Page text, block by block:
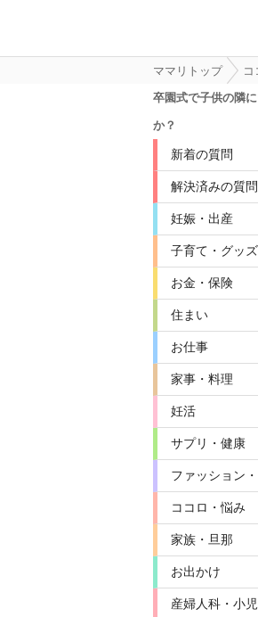
ママリトップ
コ
卒園式で子供の隣
か？
新着の質問
解決済みの質問
妊娠・出産
子育て・グッズ
お金・保険
住まい
お仕事
家事・料理
妊活
サプリ・健康
ファッション
ココロ・悩み
家族・旦那
お出かけ
産婦人科・小